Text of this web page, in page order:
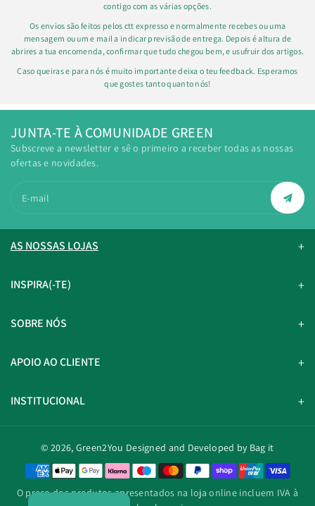
contigo com as várias opções.
Os envios são feitos pelos ctt expresso e normalmente recebes ou uma
mensagem ou um e mail a indicar previsão de entrega. Depois é altura de
abrires a tua encomenda, confirmar que tudo chegou bem, e usufruir dos artigos.
Caso queiras e para nós é muito importante deixa o teu feedback. Esperamos
que gostes tanto quanto nós!
JUNTA-TE À COMUNIDADE GREEN
Subscreve a newsletter e sê o primeiro a receber todas as nossas
ofertas e novidades.
E-mail
AS NOSSAS LOJAS
INSPIRA(-TE)
SOBRE NÓS
APOIO AO CLIENTE
INSTITUCIONAL
© 2026, Green2You Designed and Developed by Bag it
M
t
O preço dos produtos apresentados na loja online incluem IVA à